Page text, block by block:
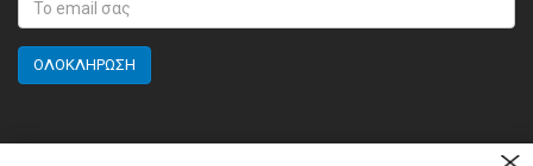
ΟΛΟΚΛΗΡΩΣΗ